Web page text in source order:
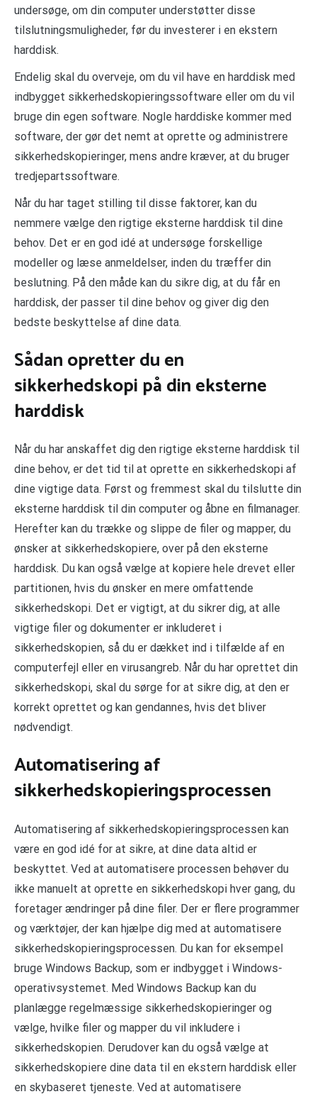
undersøge, om din computer understøtter disse
tilslutningsmuligheder, før du investerer i en ekstern
harddisk.
Endelig skal du overveje, om du vil have en harddisk med
indbygget sikkerhedskopieringssoftware eller om du vil
bruge din egen software. Nogle harddiske kommer med
software, der gør det nemt at oprette og administrere
sikkerhedskopieringer, mens andre kræver, at du bruger
tredjepartssoftware.
Når du har taget stilling til disse faktorer, kan du
nemmere vælge den rigtige eksterne harddisk til dine
behov. Det er en god idé at undersøge forskellige
modeller og læse anmeldelser, inden du træffer din
beslutning. På den måde kan du sikre dig, at du får en
harddisk, der passer til dine behov og giver dig den
bedste beskyttelse af dine data.
Sådan opretter du en
sikkerhedskopi på din eksterne
harddisk
Når du har anskaffet dig den rigtige eksterne harddisk til
dine behov, er det tid til at oprette en sikkerhedskopi af
dine vigtige data. Først og fremmest skal du tilslutte din
eksterne harddisk til din computer og åbne en filmanager.
Herefter kan du trække og slippe de filer og mapper, du
ønsker at sikkerhedskopiere, over på den eksterne
harddisk. Du kan også vælge at kopiere hele drevet eller
partitionen, hvis du ønsker en mere omfattende
sikkerhedskopi. Det er vigtigt, at du sikrer dig, at alle
vigtige filer og dokumenter er inkluderet i
sikkerhedskopien, så du er dækket ind i tilfælde af en
computerfejl eller en virusangreb. Når du har oprettet din
sikkerhedskopi, skal du sørge for at sikre dig, at den er
korrekt oprettet og kan gendannes, hvis det bliver
nødvendigt.
Automatisering af
sikkerhedskopieringsprocessen
Automatisering af sikkerhedskopieringsprocessen kan
være en god idé for at sikre, at dine data altid er
beskyttet. Ved at automatisere processen behøver du
ikke manuelt at oprette en sikkerhedskopi hver gang, du
foretager ændringer på dine filer. Der er flere programmer
og værktøjer, der kan hjælpe dig med at automatisere
sikkerhedskopieringsprocessen. Du kan for eksempel
bruge Windows Backup, som er indbygget i Windows-
operativsystemet. Med Windows Backup kan du
planlægge regelmæssige sikkerhedskopieringer og
vælge, hvilke filer og mapper du vil inkludere i
sikkerhedskopien. Derudover kan du også vælge at
sikkerhedskopiere dine data til en ekstern harddisk eller
en skybaseret tjeneste. Ved at automatisere